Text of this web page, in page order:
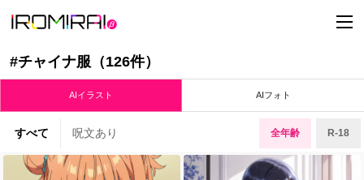
t
o
e
v
i
g
a
#チャイナ服（126件）
AIイラスト AIフォト
すべて 呪文あり 全年齢 R-18